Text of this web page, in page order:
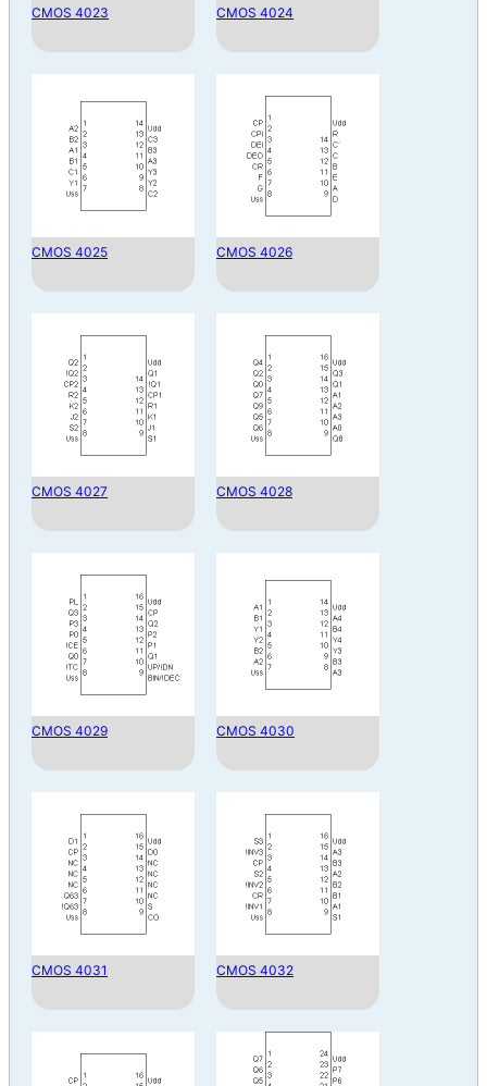
CMOS 4023 CMOS 4024
CMOS 4025 CMOS 4026
CMOS 4027 CMOS 4028
CMOS 4029 CMOS 4030
CMOS 4031 CMOS 4032